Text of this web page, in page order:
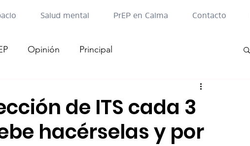
Salud mental PrEP en Calma Contacto
Opinión Principal
de ITS cada 3
hacérselas y por